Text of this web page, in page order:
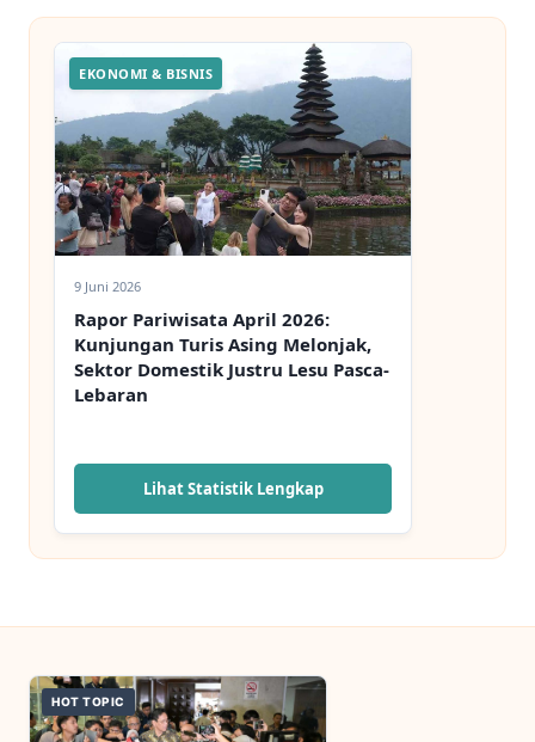
EKONOMI & BISNIS
9 Juni 2026
Rapor Pariwisata April 2026:
Kunjungan Turis Asing Melonjak,
Sektor Domestik Justru Lesu Pasca-
Lebaran
Lihat Statistik Lengkap
HOT TOPIC